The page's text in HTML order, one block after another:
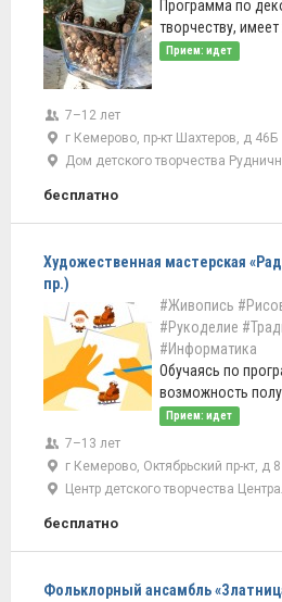
Программа по
творчеству, имеет
Прием: идет
7–12 лет
г Кемерово, пр-кт Шахтеров, д 46Б
Дом детского творчества
бесплатно
Художественная мастерская
пр.)
#Живопись
#Рукоделие
#Информатика
Обучаясь по
возможность
Прием: идет
7–13 лет
г Кемерово, Октябрьский пр-кт, д 8
Центр детского творчества
бесплатно
Фольклорный ансамбль